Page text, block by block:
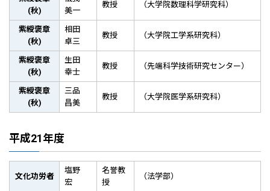
(秋)
美一
教授 （大学院数理科学研究科）
紫綬褒章
(秋)
相田
卓三
教授 （大学院工学系研究科）
紫綬褒章
(秋)
生田
幸士
教授 （先端科学技術研究センター）
紫綬褒章
(秋)
三品
昌美
教授 （大学院医学系研究科）
平成21年度
文化功労者
塩野
宏
名誉教
授
（法学部）